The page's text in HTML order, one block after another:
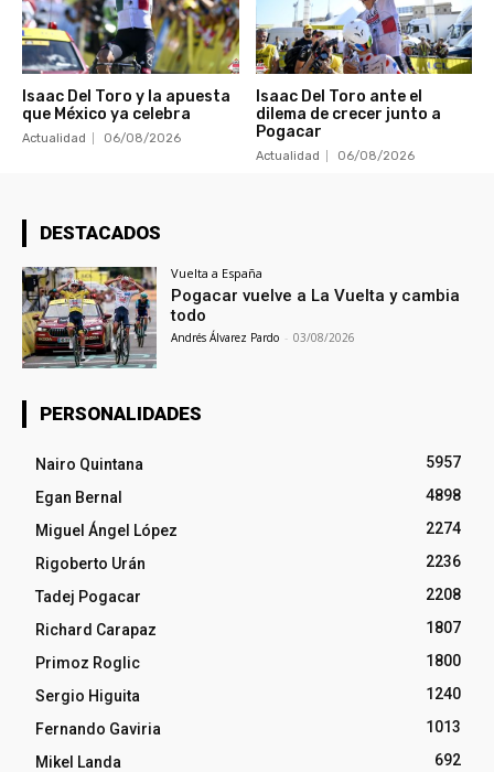
Isaac Del Toro y la apuesta
que México ya celebra
Actualidad 06/08/2026
Isaac Del Toro ante el
dilema de crecer junto a
Pogacar
Actualidad 06/08/2026
DESTACADOS
Vuelta a España
Pogacar vuelve a La Vuelta y cambia
todo
Andrés Álvarez Pardo - 03/08/2026
PERSONALIDADES
Nairo Quintana
5957
Egan Bernal
4898
Miguel Ángel López
2274
Rigoberto Urán
2236
Tadej Pogacar
2208
Richard Carapaz
1807
Primoz Roglic
1800
Sergio Higuita
1240
Fernando Gaviria
1013
Mikel Landa
692